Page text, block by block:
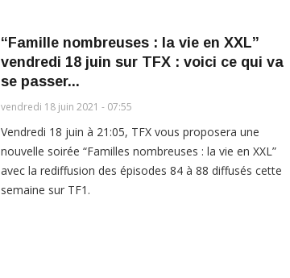
“Famille nombreuses : la vie en XXL”
vendredi 18 juin sur TFX : voici ce qui va
se passer...
vendredi 18 juin 2021 - 07:55
Vendredi 18 juin à 21:05, TFX vous proposera une
nouvelle soirée “Familles nombreuses : la vie en XXL”
avec la rediffusion des épisodes 84 à 88 diffusés cette
semaine sur TF1.